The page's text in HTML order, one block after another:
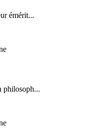
émérit...
philosoph...